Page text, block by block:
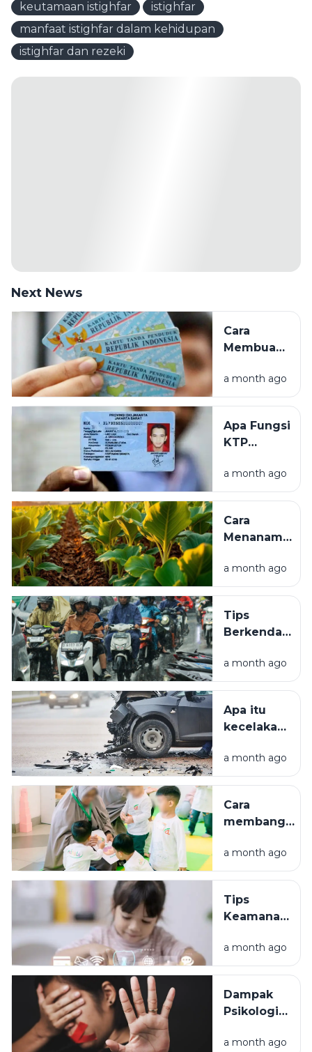
keutamaan istighfar
istighfar
manfaat istighfar dalam kehidupan
istighfar dan rezeki
Next News
Cara
Membuat
Elektronik
(e-KTP)
Kali:
Syarat,
dan Biaya
a month ago
Apa Fungsi
KTP
KTP)? Ini
Pengertian,
Manfaat, dan
Kegunaannya
a month ago
Cara
Menanam
yang Baik
untuk
Mulai dari
Pembibitan
Panen
a month ago
Tips
Berkendara
Hujan.
a month ago
Apa itu
kecelakaan
Penyebab
dan jenis-
a month ago
Cara
membangun
antara orang
tua dan
a month ago
Tips
Keamanan
Media
Sosial:
bagi
Orang Tua
a month ago
Dampak
Psikologis
Seksual
a month ago